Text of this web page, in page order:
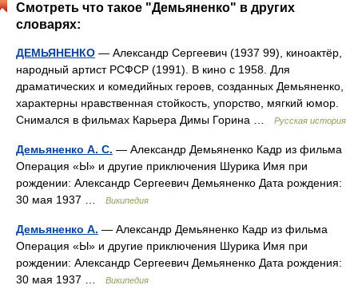
Смотреть что такое "Демьяненко" в других
словарях:
ДЕМЬЯНЕНКО — Александр Сергеевич (1937 99), киноактёр,
народный артист РСФСР (1991). В кино с 1958. Для
драматических и комедийных героев, созданных Демьяненко,
характерны нравственная стойкость, упорство, мягкий юмор.
Снимался в фильмах Карьера Димы Горина …
Русская история
Демьяненко А. С. — Александр Демьяненко Кадр из фильма
Операция «Ы» и другие приключения Шурика Имя при
рождении: Александр Сергеевич Демьяненко Дата рождения:
30 мая 1937 …
Википедия
Демьяненко А. — Александр Демьяненко Кадр из фильма
Операция «Ы» и другие приключения Шурика Имя при
рождении: Александр Сергеевич Демьяненко Дата рождения:
30 мая 1937 …
Википедия